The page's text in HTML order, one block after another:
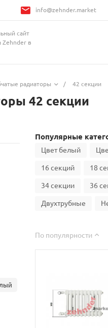
info@zehnder.market
сайт
Zehnder в
радиаторы / 42 секции
42 секции
Популярные
Цвет белый
16 секций 18
34 секции 36
Двухтрубные
По популярности